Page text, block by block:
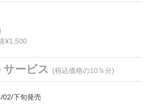
¥1,500
サービス (税込価格の10％分)
02/下旬発売